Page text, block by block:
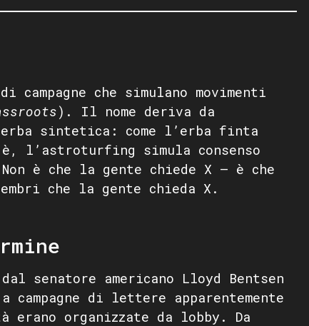
che simulano movimenti
). Il nome deriva da
sintetica: come l’erba finta
è, l’astroturfing simula consenso
è che la gente chiede X — è che
che la gente chieda X.
senatore americano Lloyd Bentsen
di lettere apparentemente
erano organizzate da lobby. Da